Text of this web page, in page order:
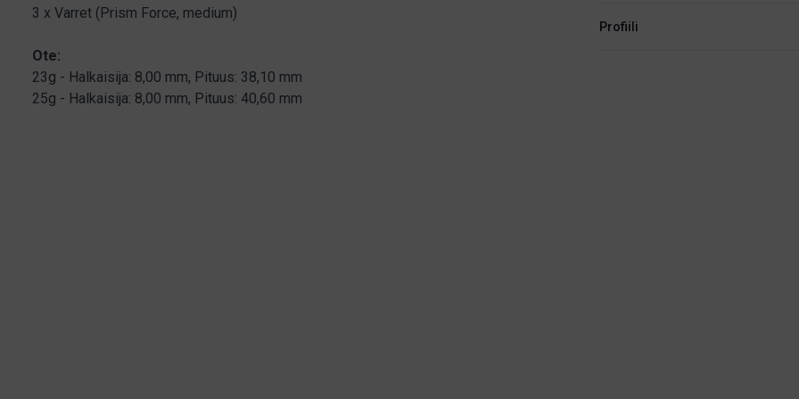
3 x Varret (Prism Force, medium)
Ote:
23g - Halkaisija: 8,00 mm, Pituus: 38,10 mm
25g - Halkaisija: 8,00 mm, Pituus: 40,60 mm
Profiili